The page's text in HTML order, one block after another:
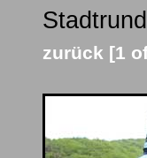
zurück [1